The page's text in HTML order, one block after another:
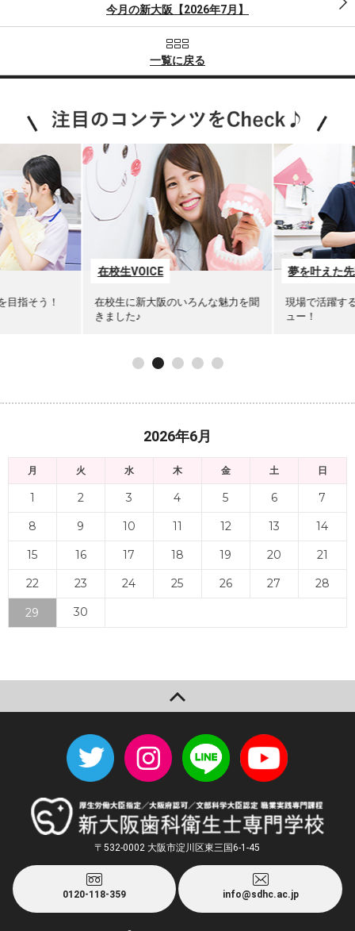
今月の新大阪【2026年7月】
一覧に戻る
目指そう！
在校生VOICE
在校生に新大阪のいろんな魅力を聞
きました♪
夢を叶えた
現場で活躍す
ュー！
2026年6月
月 火 水 木 金 土 日
1 2 3 4 5 6
7
8
9 10 11 12 13
14
15
16 17 18 19 20
21
22
23 24 25 26 27 28
29 30
〒532-0002 大阪市淀川区東三国6-1-45
0120-118-359 info@sdhc.ac.jp